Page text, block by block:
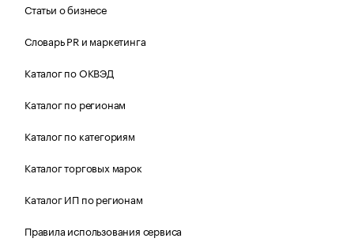
Статьи о бизнесе
Словарь PR и маркетинга
Каталог по ОКВЭД
Каталог по регионам
Каталог по категориям
Каталог торговых марок
Каталог ИП по регионам
Правила использования сервиса